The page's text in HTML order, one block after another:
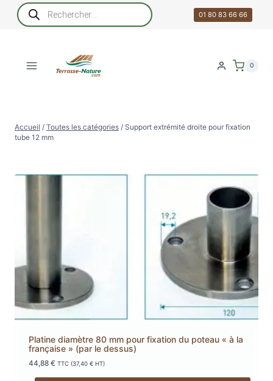
Recherche
de
produits
01 80 83 66 66
0
Accueil / Toutes les catégories / Support extrémité droite pour fixation
tube 12 mm
Platine diamètre 80 mm pour fixation du poteau « à la
française » (par le dessus)
44,88 € TTC (37,40 € HT)